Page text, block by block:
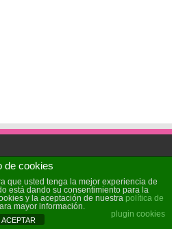
| Designed bySochicat
All Rights Reserved
de cookies
que usted tenga la mejor experiencia de
está dando su consentimiento para la
y la aceptación de nuestra política de
mayor información.
plugin cookies
ACEPTAR